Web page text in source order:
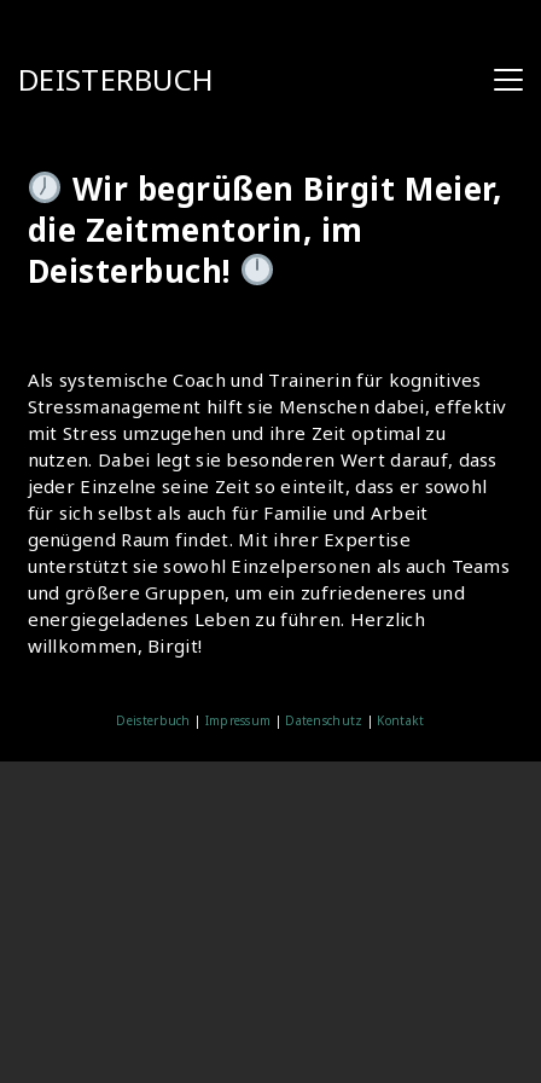
DEISTERBUCH
Wir begrüßen Birgit Meier,
die Zeitmentorin, im
Deisterbuch!
Als systemische Coach und Trainerin für kognitives
Stressmanagement hilft sie Menschen dabei, effektiv
mit Stress umzugehen und ihre Zeit optimal zu
nutzen. Dabei legt sie besonderen Wert darauf, dass
jeder Einzelne seine Zeit so einteilt, dass er sowohl
für sich selbst als auch für Familie und Arbeit
genügend Raum findet. Mit ihrer Expertise
unterstützt sie sowohl Einzelpersonen als auch Teams
und größere Gruppen, um ein zufriedeneres und
energiegeladenes Leben zu führen. Herzlich
willkommen, Birgit!
Deisterbuch | Impressum | Datenschutz | Kontakt